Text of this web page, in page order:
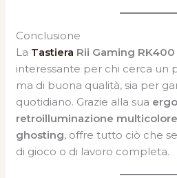
Conclusione
La Tastiera Rii Gaming RK400
interessante per chi cerca un
ma di buona qualità, sia per
quotidiano. Grazie alla sua
retroilluminazione multicolore
ghosting, offre tutto ciò che
di gioco o di lavoro completa.